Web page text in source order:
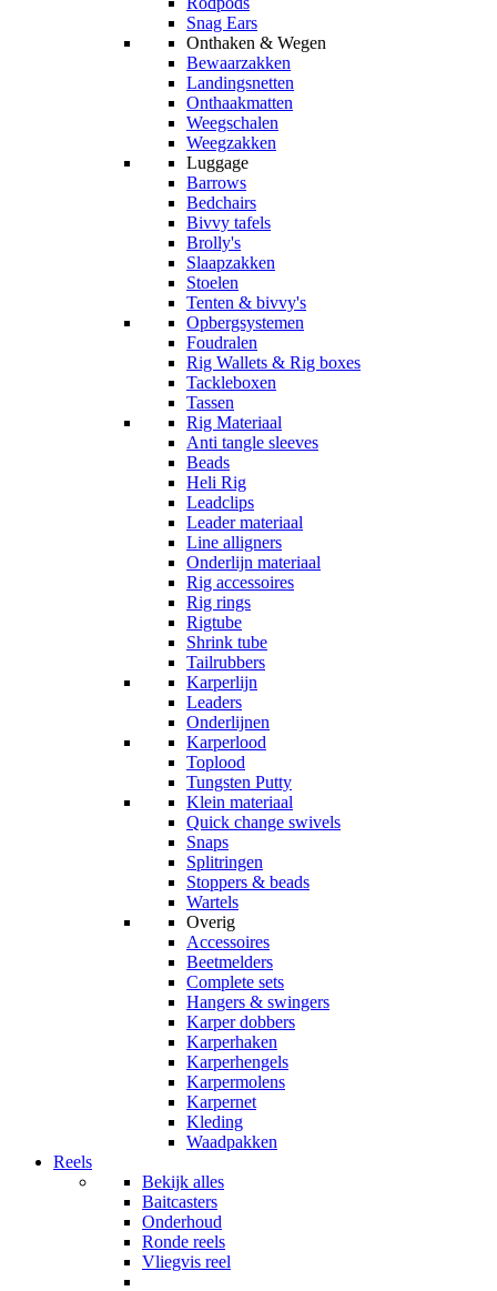
Snag Ears
Onthaken & Wegen
Bewaarzakken
Landingsnetten
Onthaakmatten
Weegschalen
Weegzakken
Luggage
Barrows
Bedchairs
Bivvy tafels
Brolly's
Slaapzakken
Stoelen
Tenten & bivvy's
Opbergsystemen
Foudralen
Rig Wallets & Rig boxes
Tackleboxen
Tassen
Rig Materiaal
Anti tangle sleeves
Beads
Heli Rig
Leadclips
Leader materiaal
Line alligners
Onderlijn materiaal
Rig accessoires
Rig rings
Rigtube
Shrink tube
Tailrubbers
Karperlijn
Leaders
Onderlijnen
Karperlood
Toplood
Tungsten Putty
Klein materiaal
Quick change swivels
Snaps
Splitringen
Stoppers & beads
Wartels
Overig
Accessoires
Beetmelders
Complete sets
Hangers & swingers
Karper dobbers
Karperhaken
Karperhengels
Karpermolens
Karpernet
Kleding
Waadpakken
Reels
Bekijk alles
Baitcasters
Onderhoud
Ronde reels
Vliegvis reel